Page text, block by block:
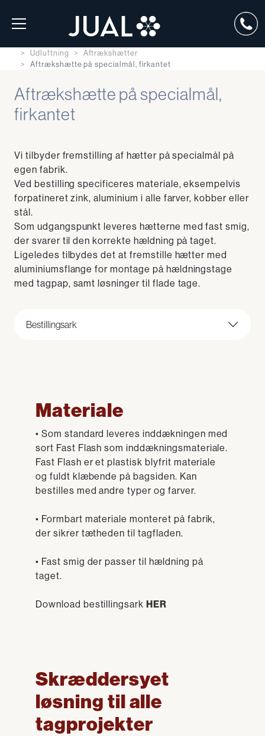
Udluftning
Aftrækshætter
Aftrækshætte på specialmål, firkantet
Aftrækshætte på specialmål,
firkantet
Vi tilbyder fremstilling af hætter på specialmål på
egen fabrik.
Ved bestilling specificeres materiale, eksempelvis
forpatineret zink, aluminium i alle farver, kobber eller
stål.
Som udgangspunkt leveres hætterne med fast smig,
der svarer til den korrekte hældning på taget.
Ligeledes tilbydes det at fremstille hætter med
aluminiumsflange for montage på hældningstage
med tagpap, samt løsninger til flade tage.
Bestillingsark
Materiale
• Som standard leveres inddækningen med
sort Fast Flash som inddækningsmateriale.
Fast Flash er et plastisk blyfrit materiale
og fuldt klæbende på bagsiden. Kan
bestilles med andre typer og farver.
• Formbart materiale monteret på fabrik,
der sikrer tætheden til tagfladen.
• Fast smig der passer til hældning på
taget.
Download bestillingsarkHER
Skræddersyet
løsning til alle
tagprojekter